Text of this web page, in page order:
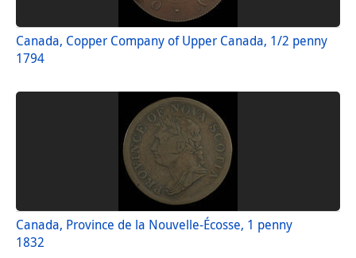
Canada, Copper Company of Upper Canada, 1/2 penny
1794
Canada, Province de la Nouvelle-Écosse, 1 penny
1832